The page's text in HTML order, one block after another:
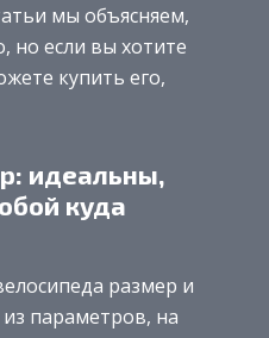
мы объясняем,
но если вы хотите
купить его,
идеальны,
куда
размер и
параметров, на